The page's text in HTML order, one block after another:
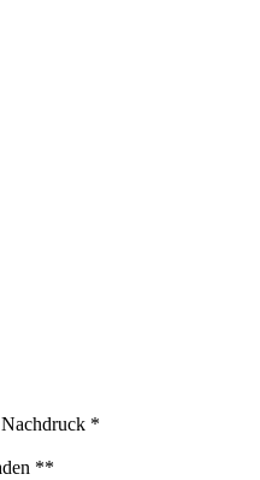
*
**